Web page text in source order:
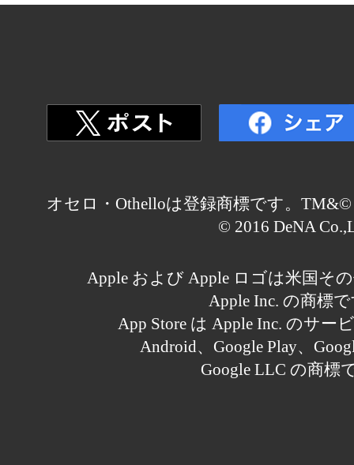
オセロ・Othelloは登録商標です。TM&©
© 2016 DeNA
Apple および Apple ロゴは米国そ
Apple Inc. の商標
App Store は Apple Inc. のサー
Android、Google Play、
Google LLC の商標